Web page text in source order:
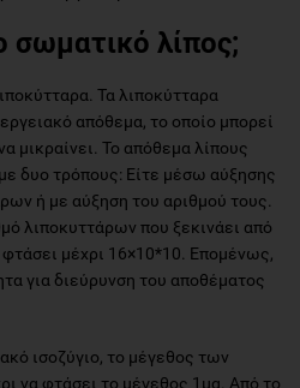
σωματικό λίπος;
Τα λιποκύτταρα
απόθεμα, το οποίο μπορεί
μικραίνει. Το απόθεμα λίπους
δυο τρόπους: Είτε μέσω αύξησης
ή με αύξηση του αριθμού τους.
λιποκυττάρων που ξεκινάει από
φτάσει μέχρι 16×10*10. Επομένως,
για διεύρυνση του αποθέματος
ισοζύγιο, το μέγεθος των
να φτάσει το μέγεθος 1μg. Από το